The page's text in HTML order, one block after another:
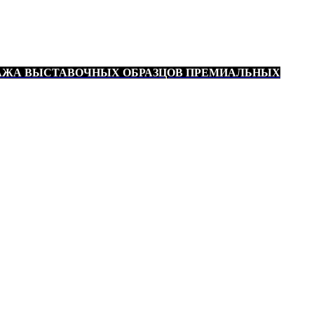
ВЫСТАВОЧНЫХ ОБРАЗЦОВ ПРЕМИАЛЬНЫХ